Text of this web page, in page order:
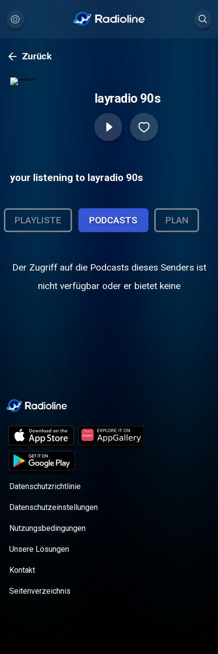
Zurück
layradio 90s
your listening to layradio 90s
PLAYLISTE PODCASTS PLAN
Der Zugriff auf die Podcasts dieses Senders ist
nicht verfügbar oder er bietet keine
Datenschutzrichtlinie
Datenschutzeinstellungen
Nutzungsbedingungen
Unsere Lösungen
Kontakt
Seitenverzeichnis